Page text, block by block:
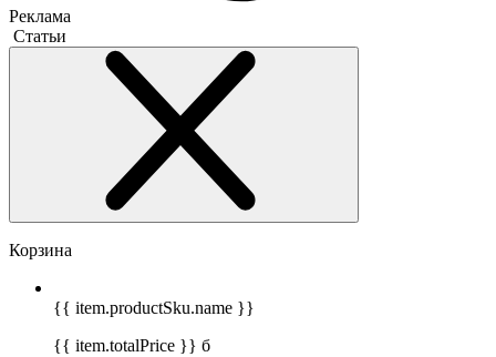
Реклама
Статьи
Корзина
{{ item.productSku.name }}
{{ item.totalPrice }} б